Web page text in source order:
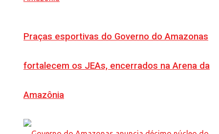
Praças esportivas do Governo do Amazonas
fortalecem os JEAs, encerrados na Arena da
Amazônia